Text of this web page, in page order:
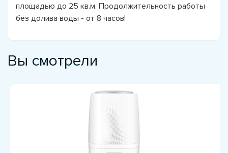
площадью до 25 кв.м. Продолжительность работы
без долива воды - от 8 часов!
Вы смотрели